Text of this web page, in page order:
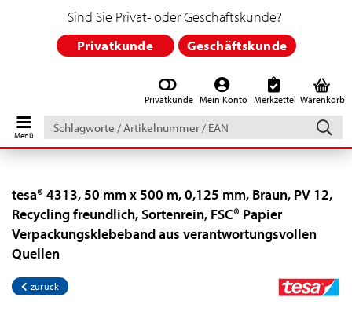
Privatkunde Mein Konto Merkzettel Warenkorb
Schlagworte
/
Artikelnummer
EAN
Sind Sie Privat- oder Geschäftskunde?
Privatkunde Geschäftskunde
tesa® 4313, 50 mm x 500 m, 0,125 mm, Braun, PV 12,
Recycling freundlich, Sortenrein, FSC® Papier
Verpackungsklebeband aus verantwortungsvollen
Quellen
zurück